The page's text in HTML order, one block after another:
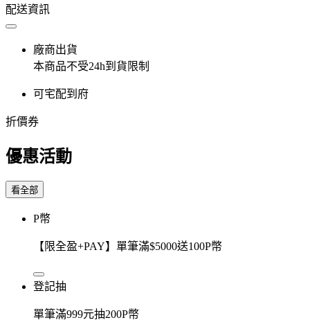
配送資訊
廠商出貨
本商品不受24h到貨限制
可宅配到府
折價券
優惠活動
看全部
P幣
【限全盈+PAY】單筆滿$5000送100P幣
登記抽
單筆滿999元抽200P幣